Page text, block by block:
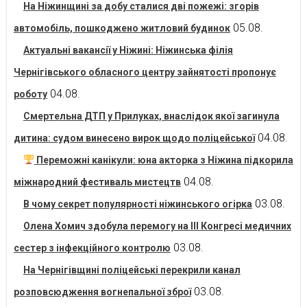
На Ніжинщині за добу сталися дві пожежі: згорів
автомобіль, пошкоджено житловий будинок 05.08.
Актуальні вакансії у Ніжині: Ніжинська філія
Чернігівського обласного центру зайнятості пропонує
роботу 04.08.
Смертельна ДТП у Прилуках, внаслідок якої загинула
дитина: судом винесено вирок щодо поліцейської 04.08.
Переможні канікули: юна акторка з Ніжина підкорила
міжнародний фестиваль мистецтв 04.08.
В чому секрет популярності ніжинського огірка 03.08.
Олена Хомич здобула перемогу на ІІІ Конгресі медичних
сестер з інфекційного контролю 03.08.
На Чернігівщині поліцейські перекрили канал
розповсюдження вогнепальної зброї 03.08.